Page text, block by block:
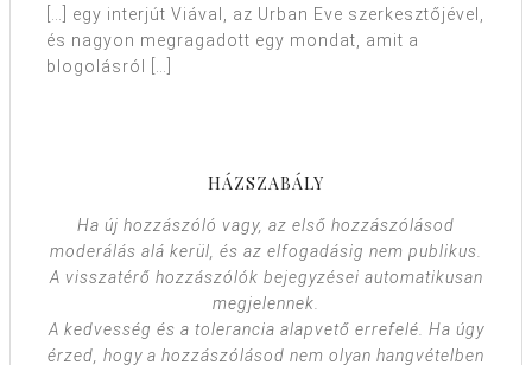
[…] egy interjút Viával, az Urban Eve szerkesztőjével,
és nagyon megragadott egy mondat, amit a
blogolásról […]
HÁZSZABÁLY
Ha új hozzászóló vagy, az első hozzászólásod
moderálás alá kerül, és az elfogadásig nem publikus.
A visszatérő hozzászólók bejegyzései automatikusan
megjelennek.
A kedvesség és a tolerancia alapvető errefelé. Ha úgy
érzed, hogy a hozzászólásod nem olyan hangvételben